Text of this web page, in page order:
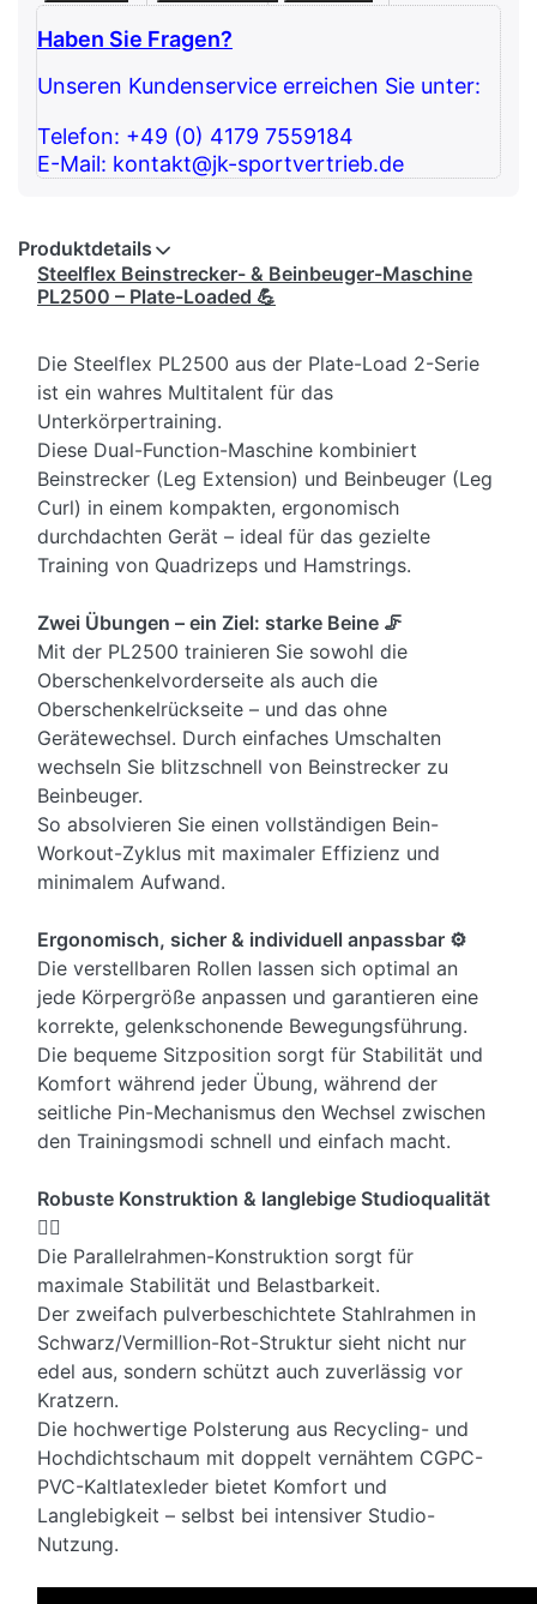
Haben Sie Fragen?
Unseren Kundenservice erreichen Sie unter:
Telefon: +49 (0) 4179 7559184
E-Mail: kontakt@jk-sportvertrieb.de
Produktdetails
Steelflex Beinstrecker- & Beinbeuger-Maschine
PL2500 – Plate-Loaded 💪
Die Steelflex PL2500 aus der Plate-Load 2-Serie
ist ein wahres Multitalent für das
Unterkörpertraining.
Diese Dual-Function-Maschine kombiniert
Beinstrecker (Leg Extension) und Beinbeuger (Leg
Curl) in einem kompakten, ergonomisch
durchdachten Gerät – ideal für das gezielte
Training von Quadrizeps und Hamstrings.
Zwei Übungen – ein Ziel: starke Beine 🦵
Mit der PL2500 trainieren Sie sowohl die
Oberschenkelvorderseite als auch die
Oberschenkelrückseite – und das ohne
Gerätewechsel. Durch einfaches Umschalten
wechseln Sie blitzschnell von Beinstrecker zu
Beinbeuger.
So absolvieren Sie einen vollständigen Bein-
Workout-Zyklus mit maximaler Effizienz und
minimalem Aufwand.
Ergonomisch, sicher & individuell anpassbar ⚙️
Die verstellbaren Rollen lassen sich optimal an
jede Körpergröße anpassen und garantieren eine
korrekte, gelenkschonende Bewegungsführung.
Die bequeme Sitzposition sorgt für Stabilität und
Komfort während jeder Übung, während der
seitliche Pin-Mechanismus den Wechsel zwischen
den Trainingsmodi schnell und einfach macht.
Robuste Konstruktion & langlebige Studioqualität
🏋️‍♀️
Die Parallelrahmen-Konstruktion sorgt für
maximale Stabilität und Belastbarkeit.
Der zweifach pulverbeschichtete Stahlrahmen in
Schwarz/Vermillion-Rot-Struktur sieht nicht nur
edel aus, sondern schützt auch zuverlässig vor
Kratzern.
Die hochwertige Polsterung aus Recycling- und
Hochdichtschaum mit doppelt vernähtem CGPC-
PVC-Kaltlatexleder bietet Komfort und
Langlebigkeit – selbst bei intensiver Studio-
Nutzung.